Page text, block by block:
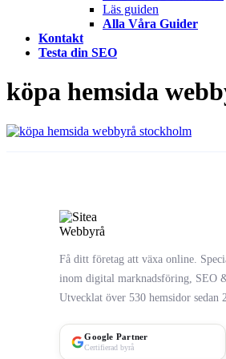
Läs guiden
Alla Våra Guider
Kontakt
Testa din SEO
köpa hemsida
Få ditt företag att växa online.
inom digital marknadsföring, SEO
Utvecklat över 530 hemsidor sedan
Google Partner
Certifierad byrå